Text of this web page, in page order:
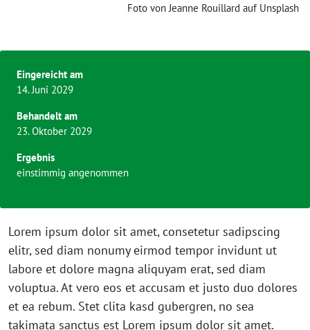
Foto von Jeanne Rouillard auf Unsplash
Lorem ipsum dolor sit amet, consetetur sadipscing
elitr, sed diam nonumy eirmod tempor invidunt ut
labore et dolore magna aliquyam erat, sed diam
voluptua. At vero eos et accusam et justo duo dolores
et ea rebum. Stet clita kasd gubergren, no sea
takimata sanctus est Lorem ipsum dolor sit amet.
Eingereicht am
14. Juni 2029
Behandelt am
23. Oktober 2029
Ergebnis
einstimmig angenommen